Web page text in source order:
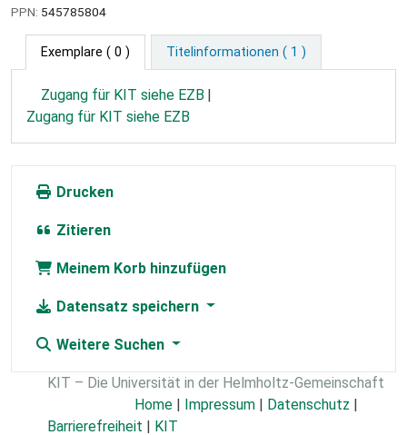
PPN: 545785804
Exemplare ( 0 ) Titelinformationen ( 1 )
Zugang für KIT siehe EZB
Zugang für KIT siehe EZB
Drucken
Zitieren
Meinem Korb hinzufügen
Datensatz speichern
Weitere Suchen
KIT – Die Universität in der Helmholtz-Gemeinschaft
Home | Impressum | Datenschutz |
Barrierefreiheit | KIT